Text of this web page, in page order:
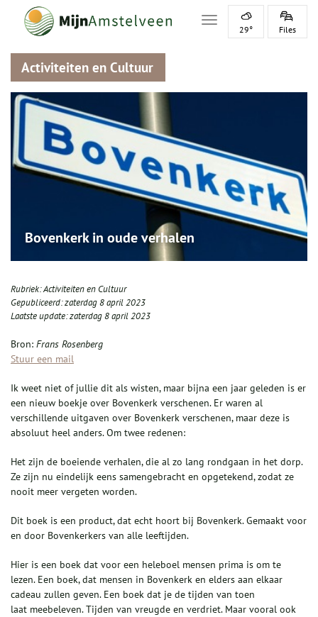
Toggle navigation
29° Files
Activiteiten en Cultuur
Bovenkerk in oude verhalen
Rubriek:Activiteiten en Cultuur
Gepubliceerd:zaterdag 8 april 2023
Laatste update:zaterdag 8 april 2023
Bron: Frans Rosenberg
Stuur een mail
Ik weet niet of jullie dit als wisten, maar bijna een jaar geleden is er
een nieuw boekje over Bovenkerk verschenen. Er waren al
verschillende uitgaven over Bovenkerk verschenen, maar deze is
absoluut heel anders. Om twee redenen:
Het zijn de boeiende verhalen, die al zo lang rondgaan in het dorp.
Ze zijn nu eindelijk eens samengebracht en opgetekend, zodat ze
nooit meer vergeten worden.
Dit boek is een product, dat echt hoort bij Bovenkerk. Gemaakt voor
en door Bovenkerkers van alle leeftijden.
Hier is een boek dat voor een heleboel mensen prima is om te
lezen. Een boek, dat mensen in Bovenkerk en elders aan elkaar
cadeau zullen geven. Een boek dat je de tijden van toen
laat meebeleven. Tijden van vreugde en verdriet. Maar vooral ook